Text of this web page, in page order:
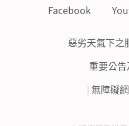
惡劣天氣下之
重要公
| 無障礙